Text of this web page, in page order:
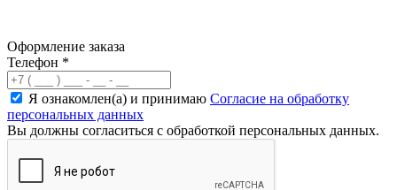
Оформление заказа
Телефон *
Я ознакомлен(а) и принимаю Согласие на обработку
персональных данных
Вы должны согласиться с обработкой персональных данных.